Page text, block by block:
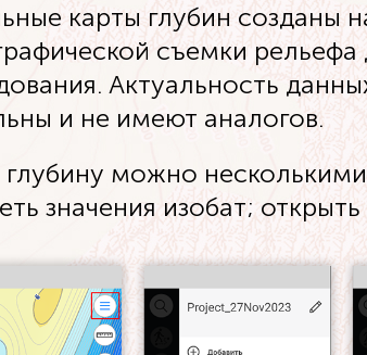
карты глубин созданы
съемки
Актуальность
и не имеют аналогов.
глубину можно
значения изобат;